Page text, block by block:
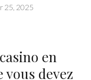
25, 2025
en
vous devez